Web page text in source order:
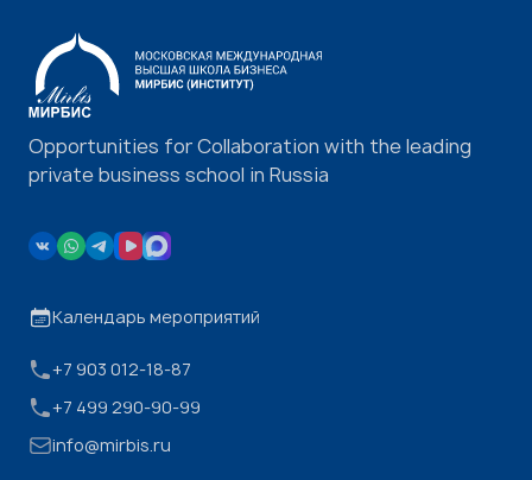
Opportunities for Collaboration with the leading
private business school in Russia
Календарь мероприятий
+7 903 012-18-87
+7 499 290-90-99
info@mirbis.ru